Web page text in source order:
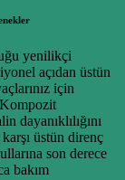
yenilikçi
açıdan üstün
için
dayanıklılığını
üstün direnç
son derece
bakım